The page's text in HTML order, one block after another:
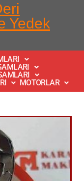
Yedek
MOTORLAR